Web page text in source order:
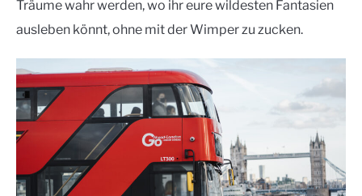
Träume wahr werden, wo ihr eure wildesten Fantasien
ausleben könnt, ohne mit der Wimper zu zucken.